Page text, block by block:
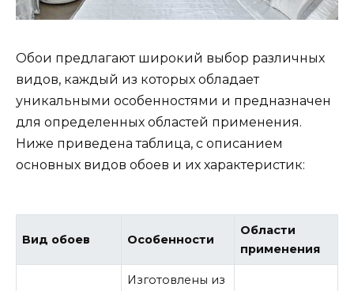
Обои предлагают широкий выбор различных
видов, каждый из которых обладает
уникальными особенностями и предназначен
для определенных областей применения.
Ниже приведена таблица, с описанием
основных видов обоев и их характеристик:
Вид обоев Особенности
Области
применения
Изготовлены из